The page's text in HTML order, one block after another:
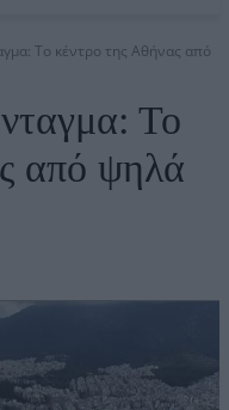
Το κέντρο της Αθήνας από
Το
από ψηλά